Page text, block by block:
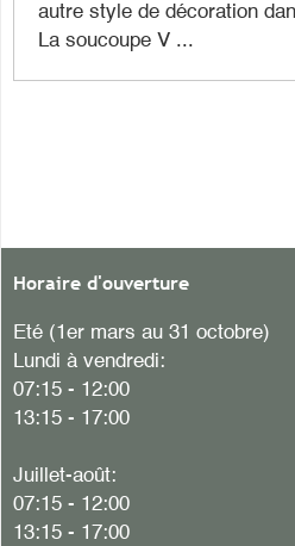
autre style de décoration
La soucoupe V ...
Horaire d'ouverture
Eté (1er mars au 31 octobre)
Lundi à vendredi:
07:15 - 12:00
13:15 - 17:00
Juillet-août:
07:15 - 12:00
13:15 - 17:00